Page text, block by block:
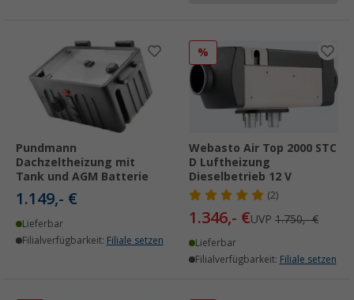
Pundmann
Dachzeltheizung mit
Tank und AGM Batterie
1.149,- €
Lieferbar
Filialverfügbarkeit: Filiale setzen
%
Webasto Air Top 2000 STC
D Luftheizung
Dieselbetrieb 12 V
(2)
1.346,- €UVP 1.750,- €
Lieferbar
Filialverfügbarkeit: Filiale setzen